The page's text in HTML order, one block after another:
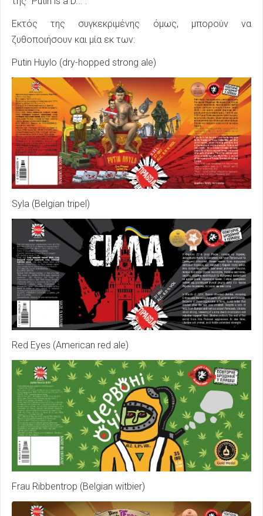
Εκτός της συγκεκριμένης όμως, μπορούν να
ζυθοποιήσουν και μία εκ των:
Putin Huylo (dry-hopped strong ale)
Syla (Belgian tripel)
Red Eyes (American red ale)
Frau Ribbentrop (Belgian witbier)